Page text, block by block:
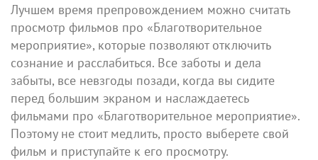
Лучшем время препровождением можно считать
просмотр фильмов про «Благотворительное
мероприятие», которые позволяют отключить
сознание и расслабиться. Все заботы и дела
забыты, все невзгоды позади, когда вы сидите
перед большим экраном и наслаждаетесь
фильмами про «Благотворительное мероприятие».
Поэтому не стоит медлить, просто выберете свой
фильм и приступайте к его просмотру.